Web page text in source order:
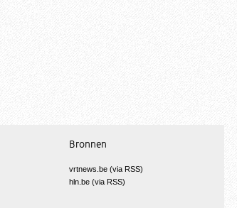
Bronnen
vrtnews.be (via RSS)
hln.be (via RSS)